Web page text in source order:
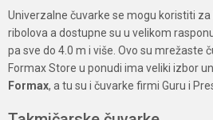
Univerzalne čuvarke se mogu koristiti za
ribolova a dostupne su u velikom
pa sve do 4.0 m i više. Ovo su mrežaste
Formax Store u ponudi ima veliki izbor
Formax, a tu su i čuvarke firmi Guru i